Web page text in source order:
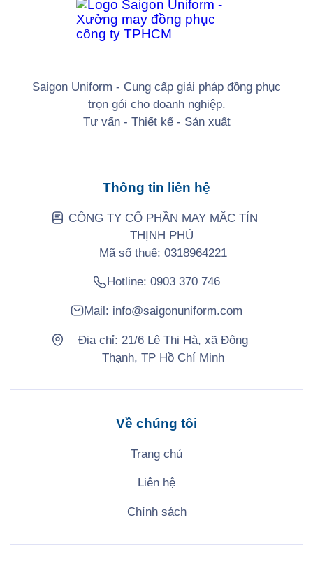
Saigon Uniform - Cung cấp giải pháp đồng phục
trọn gói cho doanh nghiệp.
Tư vấn - Thiết kế - Sản xuất
Thông tin liên hệ
CÔNG TY CỔ PHẦN MAY MẶC TÍN
THỊNH PHÚ
Mã số thuế: 0318964221
Hotline: 0903 370 746
Mail: info@saigonuniform.com
Địa chỉ: 21/6 Lê Thị Hà, xã Đông
Thạnh, TP Hồ Chí Minh
Về chúng tôi
Trang chủ
Liên hệ
Chính sách